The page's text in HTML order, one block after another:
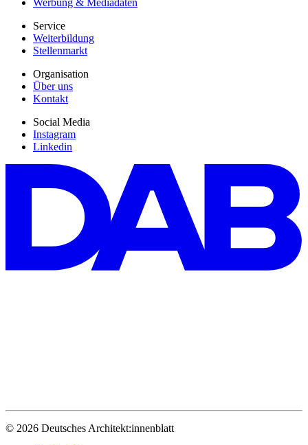
Service
Weiterbildung
Stellenmarkt
Organisation
Über uns
Kontakt
Social Media
Instagram
Linkedin
© 2026 Deutsches Architekt:innenblatt